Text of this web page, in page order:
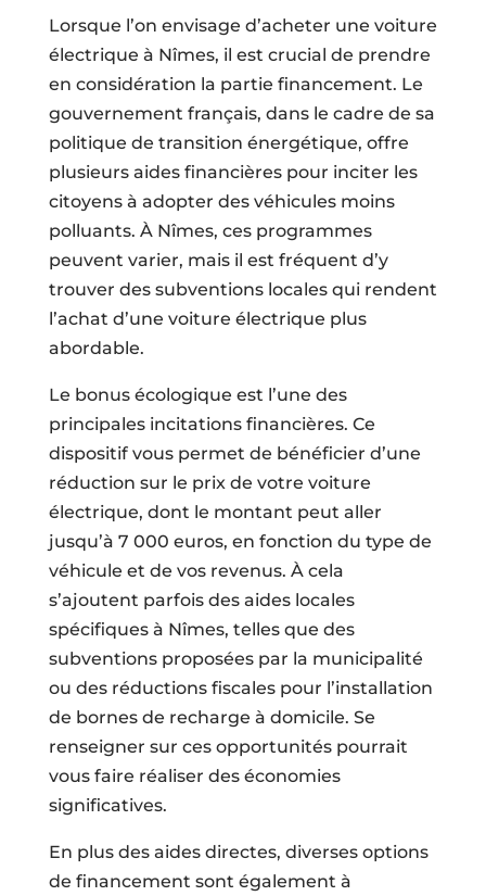
Lorsque l’on envisage d’acheter une voiture
électrique à Nîmes, il est crucial de prendre
en considération la partie financement. Le
gouvernement français, dans le cadre de sa
politique de transition énergétique, offre
plusieurs aides financières pour inciter les
citoyens à adopter des véhicules moins
polluants. À Nîmes, ces programmes
peuvent varier, mais il est fréquent d’y
trouver des subventions locales qui rendent
l’achat d’une voiture électrique plus
abordable.
Le bonus écologique est l’une des
principales incitations financières. Ce
dispositif vous permet de bénéficier d’une
réduction sur le prix de votre voiture
électrique, dont le montant peut aller
jusqu’à 7 000 euros, en fonction du type de
véhicule et de vos revenus. À cela
s’ajoutent parfois des aides locales
spécifiques à Nîmes, telles que des
subventions proposées par la municipalité
ou des réductions fiscales pour l’installation
de bornes de recharge à domicile. Se
renseigner sur ces opportunités pourrait
vous faire réaliser des économies
significatives.
En plus des aides directes, diverses options
de financement sont également à